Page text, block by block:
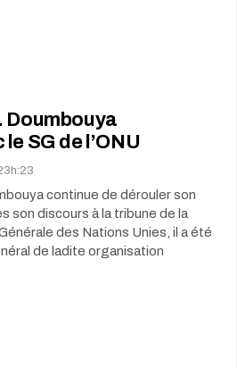
Doumbouya
SG de l’ONU
continue de dérouler son
son discours à la tribune de la
des Nations Unies, il a été
de ladite organisation